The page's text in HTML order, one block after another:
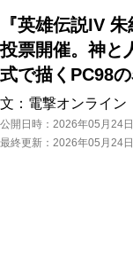
『英雄伝説IV
投票開催。神と
式で描くPC98
文： 電撃オンライン
公開日時： 2026年05月24
最終更新： 2026年05月24